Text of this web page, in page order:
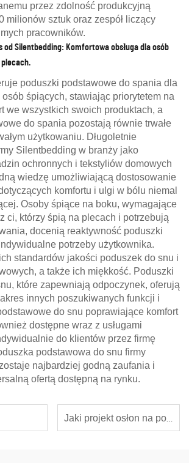
przez zdolność produkcyjną
milionów sztuk oraz zespół liczący
pracowników.
od Silentbedding: Komfortowa obsługa dla osób
poduszki podstawowe do spania dla
śpiących, stawiając priorytetem na
we wszystkich swoich produktach, a
do spania pozostają równie trwałe
użytkowaniu. Długoletnie
Silentbedding w branży jako
ochronnych i tekstyliów domowych
wiedzę umożliwiającą dostosowanie
komfortu i ulgi w bólu niemal
Osoby śpiące na boku, wymagające
ci, którzy śpią na plecach i potrzebują
docenią reaktywność poduszki
potrzeby użytkownika.
standardów jakości poduszek do snu i
a także ich miękkość. Poduszki
które zapewniają odpoczynek, oferują
innych poszukiwanych funkcji i
do snu poprawiające komfort
dostępne wraz z usługami
do klientów przez firmę
podstawowa do snu firmy
najbardziej godną zaufania i
ofertą dostępną na rynku.
Jaki projekt osłon na poduszki zapewnia komfort i jednocześnie zapobiega plamom i poceniu?